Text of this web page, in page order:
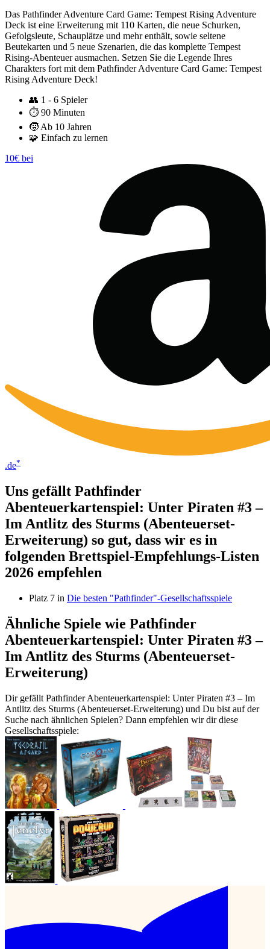
Das Pathfinder Adventure Card Game: Tempest Rising Adventure
Deck ist eine Erweiterung mit 110 Karten, die neue Schurken,
Gefolgsleute, Schauplätze und mehr enthält, sowie seltene
Beutekarten und 5 neue Szenarien, die das komplette Tempest
Rising-Abenteuer ausmachen. Setzen Sie die Legende Ihres
Charakters fort mit dem Pathfinder Adventure Card Game: Tempest
Rising Adventure Deck!
👥 1 - 6 Spieler
⏱️ 90 Minuten
🧒 Ab 10 Jahren
🧩 Einfach zu lernen
10€ bei
.de*
Uns gefällt Pathfinder
Abenteuerkartenspiel: Unter Piraten #3 –
Im Antlitz des Sturms (Abenteuerset-
Erweiterung) so gut, dass wir es in
folgenden Brettspiel-Empfehlungs-Listen
2026 empfehlen
Platz 7 in Die besten "Pathfinder"-Gesellschaftsspiele
Ähnliche Spiele wie Pathfinder
Abenteuerkartenspiel: Unter Piraten #3 –
Im Antlitz des Sturms (Abenteuerset-
Erweiterung)
Dir gefällt Pathfinder Abenteuerkartenspiel: Unter Piraten #3 – Im
Antlitz des Sturms (Abenteuerset-Erweiterung) und Du bist auf der
Suche nach ähnlichen Spielen? Dann empfehlen wir dir diese
Gesellschaftsspiele: